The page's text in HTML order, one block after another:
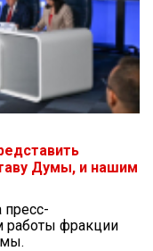
Думы, и нашим
работы фракции